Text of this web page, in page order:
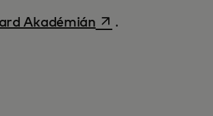
Akadémiánopens in a new tab
.